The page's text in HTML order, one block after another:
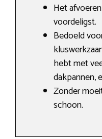
Het
voordeligst.
Bedoeld
hebt met
dakpannen,
Zonder
schoon.